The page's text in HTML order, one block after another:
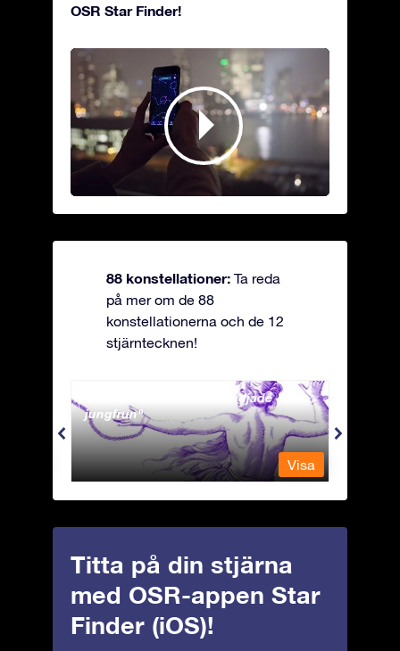
OSR Star Finder!
88 konstellationer: Ta reda
på mer om de 88
konstellationerna och de 12
stjärntecknen!
Andromeda - Den fastkedjade
jungfrun
Visa
Titta på din stjärna
med OSR-appen Star
Finder (iOS)!